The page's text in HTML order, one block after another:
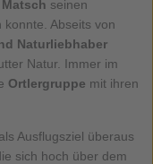
Matsch seinen
Abseits von
Naturliebhaber
Natur. Immer im
Ortlergruppe mit ihren
Ausflugsziel überaus
sich hoch über dem